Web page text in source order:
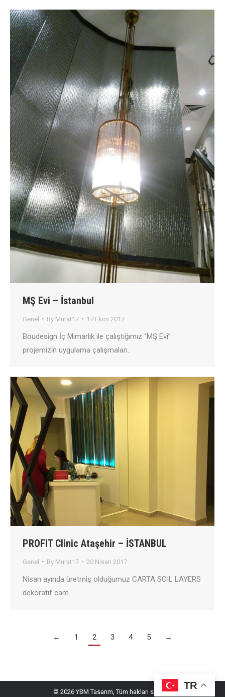
MŞ Evi – İstanbul
Genel By Murat17 17 Ekim 2017
Boudesign İç Mimarlık ile çalıştığımız “MŞ Evi”
projemizin uygulama çalışmaları..
PROFIT Clinic Ataşehir – İSTANBUL
Genel By Murat17 20 Nisan 2017
Nisan ayında üretmiş olduğumuz CARTA SOIL LAYERS
dekoratif cam…
← 1 2 3 4 5 →
© 2026 YBM Tasarım, Tüm hakları saklıdır.
TR